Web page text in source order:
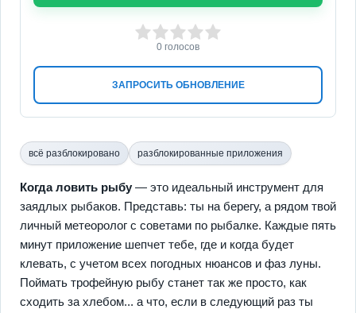
ЗАПРОСИТЬ ОБНОВЛЕНИЕ
3 4 5
0 голосов
всё разблокировано разблокированные приложения
Когда ловить рыбу — это идеальный инструмент для
заядлых рыбаков. Представь: ты на берегу, а рядом твой
личный метеоролог с советами по рыбалке. Каждые пять
минут приложение шепчет тебе, где и когда будет
клевать, с учетом всех погодных нюансов и фаз луны.
Поймать трофейную рыбу станет так же просто, как
сходить за хлебом... а что, если в следующий раз ты